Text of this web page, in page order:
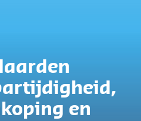
en